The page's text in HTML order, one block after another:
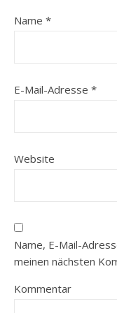
Name *
E-Mail-Adresse *
Website
Name, E-Mail-
meinen nächsten
Kommentar